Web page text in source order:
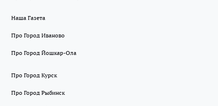
Наша Газета
Про Город Иваново
Про Город Йошкар-Ола
Про Город Курск
Про Город Рыбинск